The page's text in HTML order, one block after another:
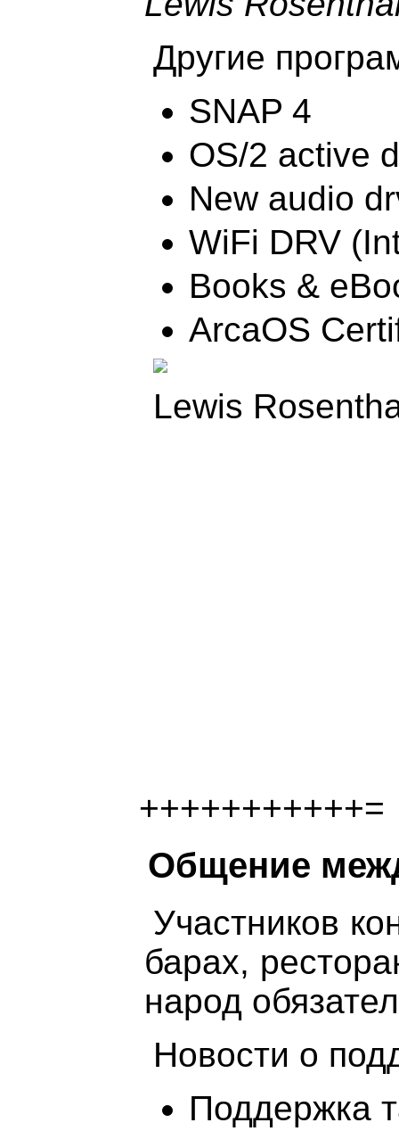
Другие
SNAP 4
OS/2 active
New audio
WiFi DRV
Books &
ArcaOS
Lewis
+++++++++++=
Общение
Участников
барах,
народ
Новости о
Поддержка